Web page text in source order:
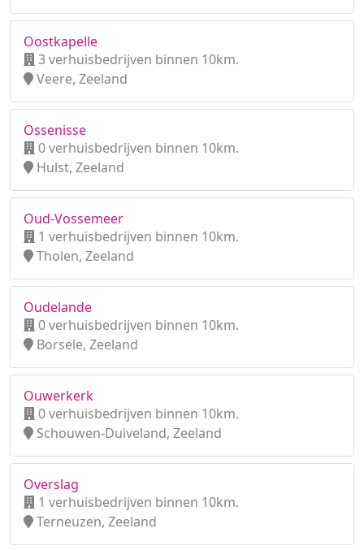
Oostkapelle
3 verhuisbedrijven binnen 10km.
Veere, Zeeland
Ossenisse
0 verhuisbedrijven binnen 10km.
Hulst, Zeeland
Oud-Vossemeer
1 verhuisbedrijven binnen 10km.
Tholen, Zeeland
Oudelande
0 verhuisbedrijven binnen 10km.
Borsele, Zeeland
Ouwerkerk
0 verhuisbedrijven binnen 10km.
Schouwen-Duiveland, Zeeland
Overslag
1 verhuisbedrijven binnen 10km.
Terneuzen, Zeeland